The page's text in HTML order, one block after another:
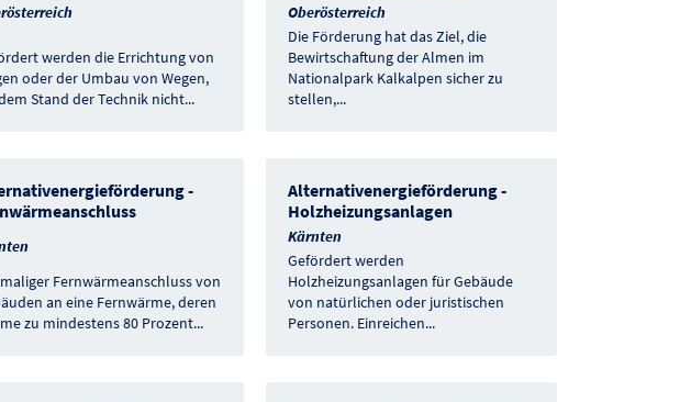
werden die Errichtung von
oder der Umbau von Wegen,
Stand der Technik nicht...
Oberösterreich
Die Förderung hat das Ziel, die
Bewirtschaftung der Almen im
Nationalpark Kalkalpen sicher zu
stellen,...
-
Fernwärmeanschluss von
an eine Fernwärme, deren
zu mindestens 80 Prozent...
Alternativenergieförderung -
Holzheizungsanlagen
Kärnten
Gefördert werden
Holzheizungsanlagen für Gebäude
von natürlichen oder juristischen
Personen. Einreichen...